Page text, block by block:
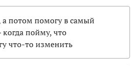
потом помогу в самый
пойму, что
что-то изменить